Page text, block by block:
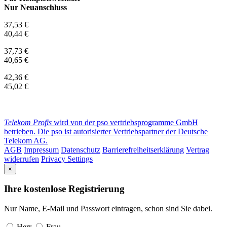
Nur Neuanschluss
37,53 €
40,44 €
37,73 €
40,65 €
42,36 €
45,02 €
Telekom Profis wird von der pso vertriebsprogramme GmbH
betrieben. Die pso ist autorisierter Vertriebspartner der Deutsche
Telekom AG.
AGB Impressum Datenschutz Barrierefreiheitserklärung Vertrag
widerrufen Privacy Settings
×
Ihre kostenlose Registrierung
Nur Name, E-Mail und Passwort eintragen, schon sind Sie dabei.